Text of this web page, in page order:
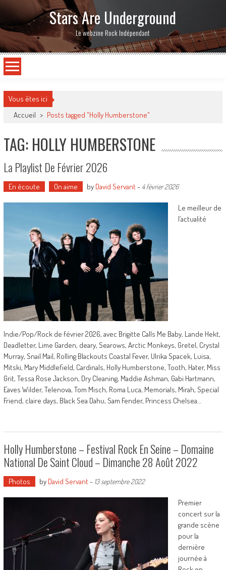
Stars Are Underground
Le webzine Rock Indépendant
Vous êtes ici
Accueil > Posts tagged "Holly Humberstone"
TAG: HOLLY HUMBERSTONE
La Playlist De Février 2026
En écoute On aime by David Servant- 4 février 2026
Le meilleur de
l’actualité
Indie/Pop/Rock de février 2026, avec Brigitte Calls Me Baby, Lande Hekt,
Deadletter, Lime Garden, deary, Searows, Arctic Monkeys, Gretel, Crystal
Murray, Snail Mail, Rolling Blackouts Coastal Fever, Ulrika Spacek, Luisa,
Mitski, Mary Middlefield, Cardinals, Holly Humberstone, Tooth, Hater, Miss
Grit, Tessa Rose Jackson, Dry Cleaning, Maddie Ashman, Gabi Hartmann,
Eaves Wilder, Telenova, Tom Misch, Roma Luca, Memorials, Mirah, Special
Friend, claire days, Black Sea Dahu, Sam Fender, Princess Chelsea…
Holly Humberstone – Festival Rock En Seine – Domaine
National De Saint Cloud – Dimanche 28 Août 2022
Photos by David Servant- 13 septembre 2022
Premier
concert sur la
grande scène
pour la
dernière
journée à